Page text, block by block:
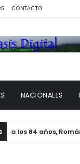
CONTACTO
NACIONALES
84 años, Román